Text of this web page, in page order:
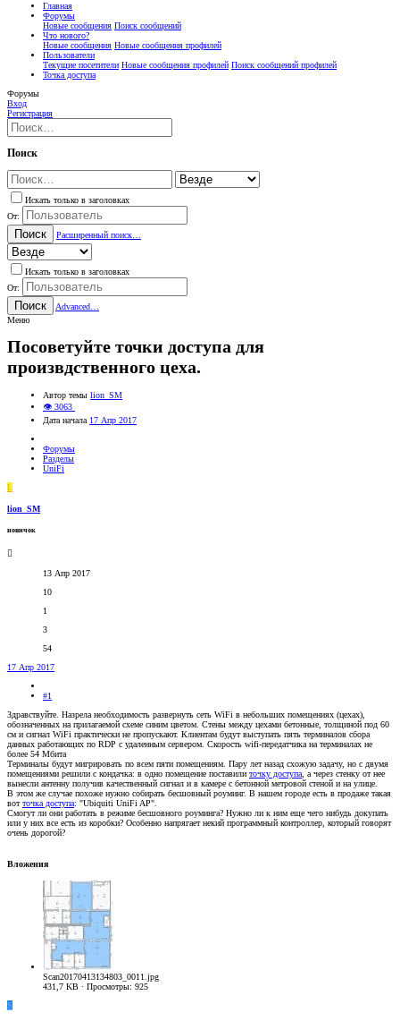
Главная
Форумы
Новые сообщения Поиск сообщений
Что нового?
Новые сообщения Новые сообщения профилей
Пользователи
Текущие посетители Новые сообщения профилей Поиск сообщений профилей
Точка доступа
Форумы
Вход
Регистрация
Поиск
Искать только в заголовках
От:
Поиск Расширенный поиск…
Искать только в заголовках
От:
Поиск
Advanced…
Меню
Посоветуйте точки доступа для
произвдственного цеха.
Автор темы lion_SM
👁 3063
Дата начала 17 Апр 2017
Форумы
Разделы
UniFi
L
lion_SM
новичок
13 Апр 2017
10
1
3
54
17 Апр 2017
#1
Здравствуйте. Назрела необходимость развернуть сеть WiFi в небольших помещениях (цехах),
обозначенных на прилагаемой схеме синим цветом. Стены между цехами бетонные, толщиной под 60
см и сигнал WiFi практически не пропускают. Клиентам будут выступать пять терминалов сбора
данных работающих по RDP с удаленным сервером. Скорость wifi-передатчика на терминалах не
более 54 Мбита
Терминалы будут мигрировать по всем пяти помещениям. Пару лет назад схожую задачу, но с двумя
помещениями решили с кондачка: в одно помещение поставили точку доступа , а через стенку от нее
вынесли антенну получив качественный сигнал и в камере с бетонной метровой стеной и на улице.
В этом же случае похоже нужно собирать бесшовный роуминг. В нашем городе есть в продаже такая
вотточка доступа: "Ubiquiti UniFi AP".
Смогут ли они работать в режиме бесшовного роуминга? Нужно ли к ним еще чего нибудь докупать
или у них все есть из коробки? Особенно напрягает некий программный контроллер, который говорят
очень дорогой?
Вложения
Scan20170413134803_0011.jpg
431,7 KB · Просмотры: 925
S